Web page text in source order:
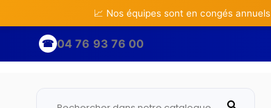
📈 Nos équipes sont en congés annuels
☎ 04 76 93 76 00